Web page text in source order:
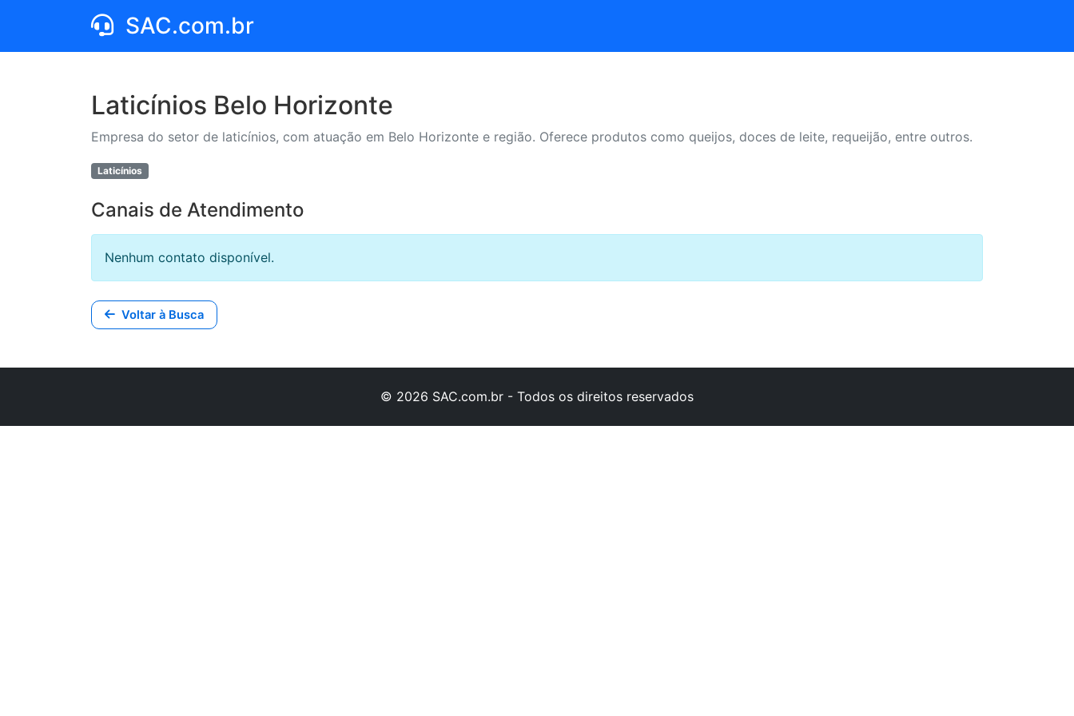
SAC.com.br
Laticínios Belo Horizonte
Empresa do setor de laticínios, com atuação em Belo Horizonte e região. Oferece produtos como queijos, doces de leite, requeijão, entre outros.
Laticínios
Canais de Atendimento
Nenhum contato disponível.
Voltar à Busca
© 2026 SAC.com.br - Todos os direitos reservados